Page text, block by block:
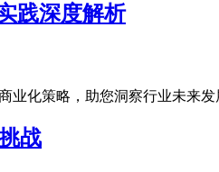
践深度解析
业化策略，助您洞察行业未来发
战